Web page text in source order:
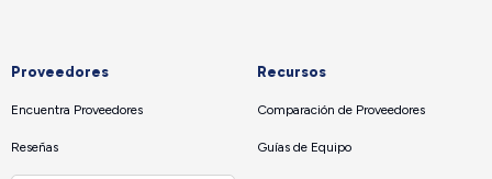
Proveedores
Encuentra Proveedores
Reseñas
Recursos
Comparación de Proveedores
Guías de Equipo